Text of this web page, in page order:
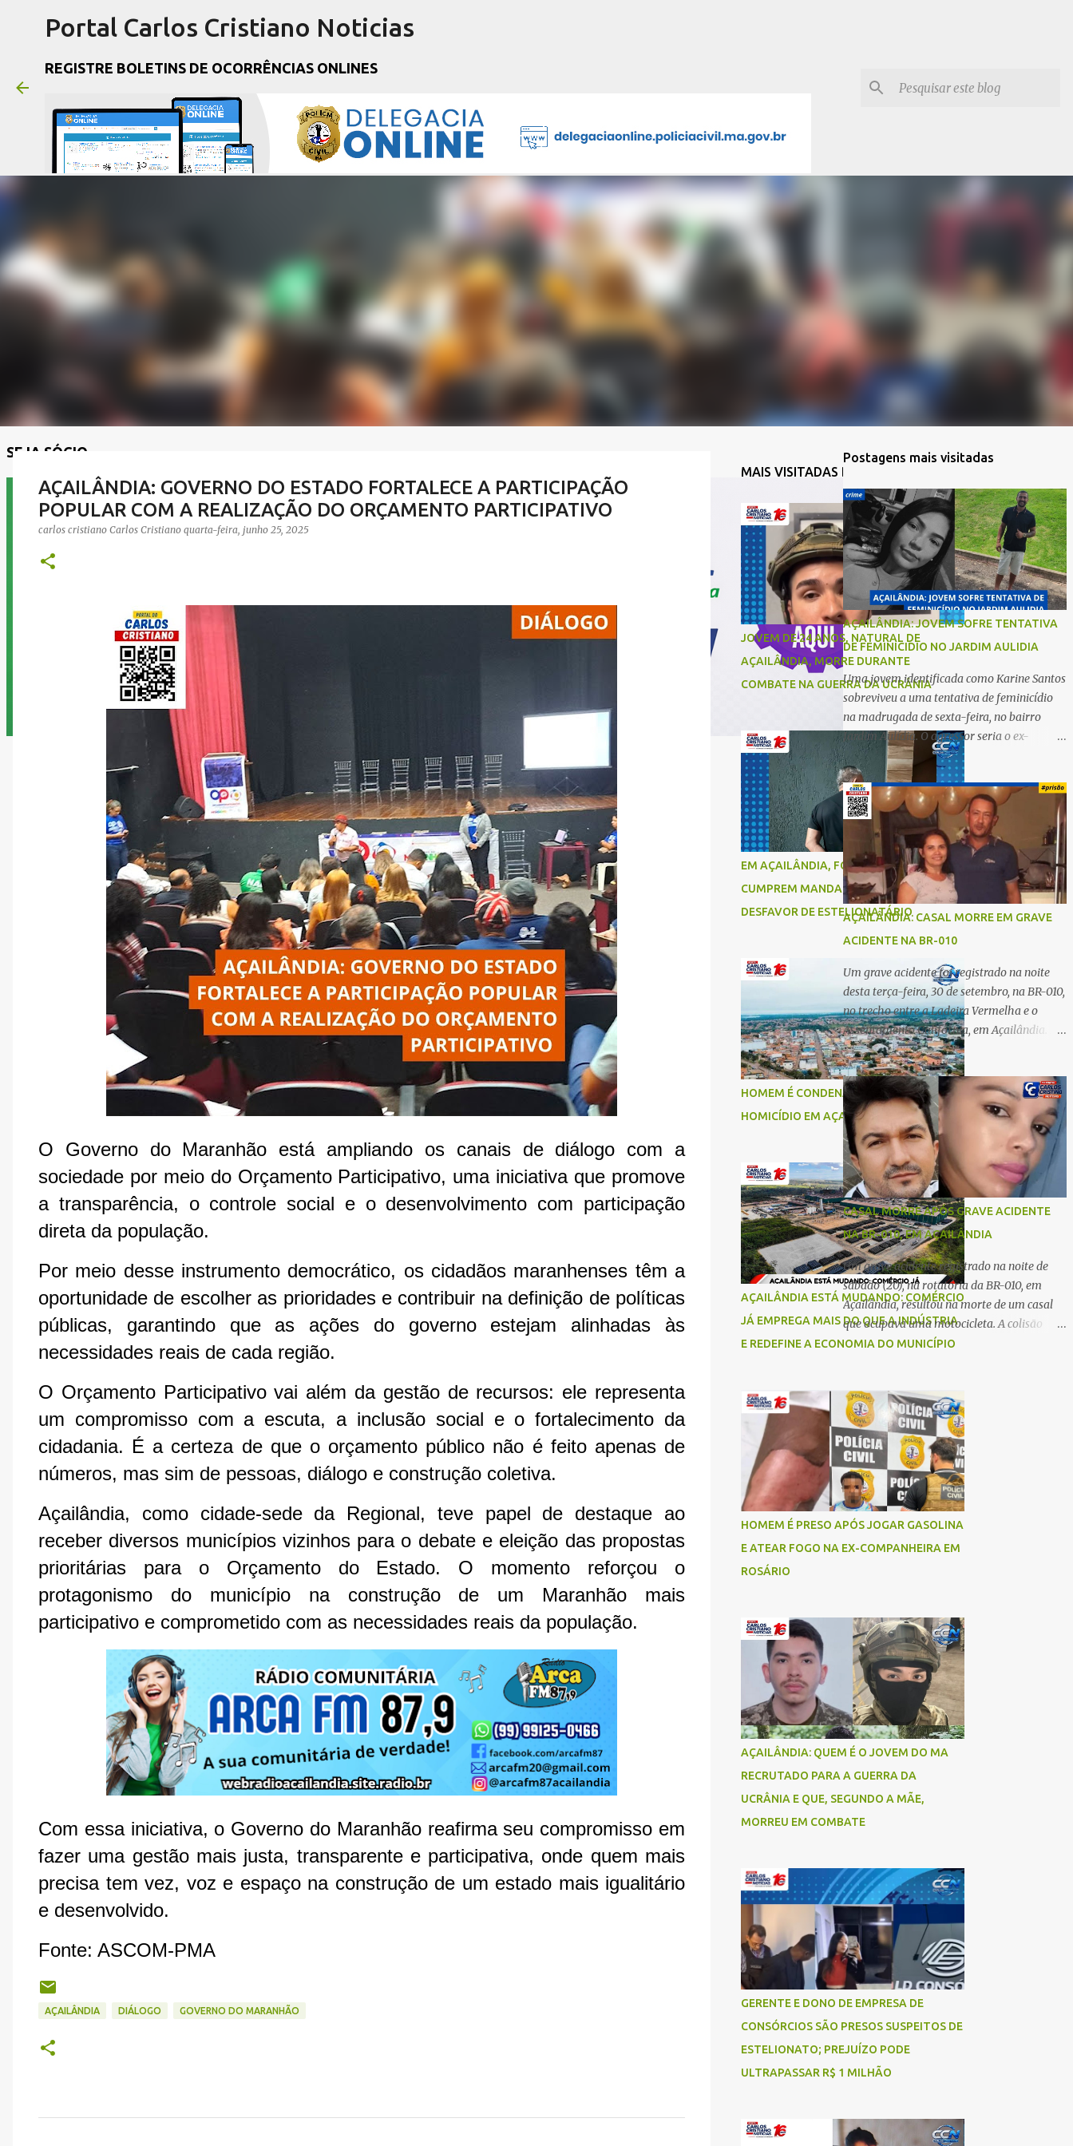
Portal Carlos Cristiano Noticias
REGISTRE BOLETINS DE OCORRÊNCIAS ONLINES
SEJA SÓCIO
AÇAILÂNDIA: GOVERNO DO ESTADO FORTALECE A PARTICIPAÇÃO
POPULAR COM A REALIZAÇÃO DO ORÇAMENTO PARTICIPATIVO
carlos cristiano Carlos Cristiano quarta-feira, junho 25, 2025
O Governo do Maranhão está ampliando os canais de diálogo com a
sociedade por meio do Orçamento Participativo, uma iniciativa que promove
a transparência, o controle social e o desenvolvimento com participação
direta da população.
Por meio desse instrumento democrático, os cidadãos maranhenses têm a
oportunidade de escolher as prioridades e contribuir na definição de políticas
públicas, garantindo que as ações do governo estejam alinhadas às
necessidades reais de cada região.
O Orçamento Participativo vai além da gestão de recursos: ele representa
um compromisso com a escuta, a inclusão social e o fortalecimento da
cidadania. É a certeza de que o orçamento público não é feito apenas de
números, mas sim de pessoas, diálogo e construção coletiva.
Açailândia, como cidade-sede da Regional, teve papel de destaque ao
receber diversos municípios vizinhos para o debate e eleição das propostas
prioritárias para o Orçamento do Estado. O momento reforçou o
protagonismo do município na construção de um Maranhão mais
participativo e comprometido com as necessidades reais da população.
Com essa iniciativa, o Governo do Maranhão reafirma seu compromisso em
fazer uma gestão mais justa, transparente e participativa, onde quem mais
precisa tem vez, voz e espaço na construção de um estado mais igualitário
e desenvolvido.
Fonte: ASCOM-PMA
AÇAILÂNDIA DIÁLOGO GOVERNO DO MARANHÃO
MAIS VISITADAS DA SEMANA
JOVEM DE 24 ANOS, NATURAL DE
AÇAILÂNDIA, MORRE DURANTE
COMBATE NA GUERRA DA UCRÂNIA
EM AÇAILÂNDIA, FORÇAS DE SEGURANÇA
CUMPREM MANDADO DE PRISÃO EM
DESFAVOR DE ESTELIONATÁRIO
HOMEM É CONDENADO A 18 ANOS POR
HOMICÍDIO EM AÇAILÂNDIA
AÇAILÂNDIA ESTÁ MUDANDO: COMÉRCIO
JÁ EMPREGA MAIS DO QUE A INDÚSTRIA
E REDEFINE A ECONOMIA DO MUNICÍPIO
HOMEM É PRESO APÓS JOGAR GASOLINA
E ATEAR FOGO NA EX-COMPANHEIRA EM
ROSÁRIO
AÇAILÂNDIA: QUEM É O JOVEM DO MA
RECRUTADO PARA A GUERRA DA
UCRÂNIA E QUE, SEGUNDO A MÃE,
MORREU EM COMBATE
GERENTE E DONO DE EMPRESA DE
CONSÓRCIOS SÃO PRESOS SUSPEITOS DE
ESTELIONATO; PREJUÍZO PODE
ULTRAPASSAR R$ 1 MILHÃO
Postagens mais visitadas
AÇAILÂNDIA: JOVEM SOFRE TENTATIVA
DE FEMINICIDIO NO JARDIM AULIDIA
Uma jovem identificada como Karine Santos
sobreviveu a uma tentativa de feminicídio
na madrugada de sexta-feira, no bairro
Jardim Aulídia. O agressor seria o ex-
companheiro, com quem manteve um
relacionamento de quase três anos e com
quem tem uma filha. Segundo Karine,
durante todo o dia anterior, o suspeito
enviou mensagens insistindo para reatar o
relacionamento, mas ela deixou claro que
não queria. Naquela noite, a vítima recebeu
o convite de um amigo para ir a uma festa.
Ao chegar ao local, percebeu que o ex
também estava presente, mas permaneceu
tranquila durante todo o evento. O ataque
aconteceu quando Karine retornava para
casa, por volta das 5h40 da manhã.
“Quando cheguei, ele estava escondido.
Assim que me viu, entrou no carro e
começou a me atacar com uma faca,
atingindo também o rapaz que estava
comigo”, relatou. Após a agressão, Karine
recebeu atendimento médico e passa bem,
estando fora de perigo. A jovem também
registrou boletim de ocorrência contra o ex-
companheiro. Mesm...
AÇAILÂNDIA: CASAL MORRE EM GRAVE
ACIDENTE NA BR-010
Um grave acidente foi registrado na noite
desta terça-feira, 30 de setembro, na BR-010,
no trecho entre a Ladeira Vermelha e o
Assentamento Califórnia, em Açailândia. De
acordo com informações apuradas, as
vítimas eram um casal residente em
Imperatriz. Eles haviam vindo até o bairro
Plano da Serra, em Açailândia, para visitar
familiares e estavam a caminho de casa
quando ocorreu a tragédia. O acidente
envolveu uma motocicleta e um caminhão
caçamba. Com o impacto da colisão, o casal
não resistiu aos ferimentos e veio a óbito
ainda no local. As vítimas foram
identificadas como Carmem Rejane e
Ronaldo de Jesus. Equipes de socorro foram
acionadas, mas nada puderam fazer além
de constatar os óbitos. A Polícia Rodoviária
Federal (PRF) esteve no local para controlar
o tráfego e coletar informações que devem
CASAL MORRE APÓS GRAVE ACIDENTE
NA BR-010, EM AÇAILÂNDIA
Um grave acidente registrado na noite de
sábado (20), na rotatória da BR-010, em
Açailândia, resultou na morte de um casal
que ocupava uma motocicleta. A colisão
envolveu uma moto e um carro. De acordo
acidente devido à gravidade dos ferimentos.
A passageira da moto chegou a ser
socorrida com vida e encaminhada para
atendimento médico, mas infelizmente não
resistiu aos ferimentos e veio a óbito. Uma
das vítimas foi identificada como Gleiciane,
moradora do bairro Jacu. Até o momento, o
como Julimar Lucena, iria fazer 37 anos no
Testemunhas relataram que, após a suposta
discussão, o condutor da motocicleta teria
invadido a contramão e colidido
frontalmente com um carro. As
circunstâncias do acidente deverão ser
apuradas pelas autoridades competentes. ...